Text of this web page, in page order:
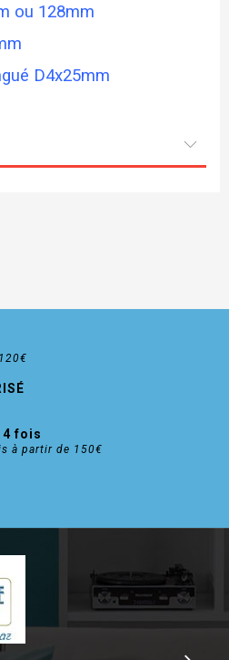
ou 128mm
D4x25mm
4 fois
à partir de 150€